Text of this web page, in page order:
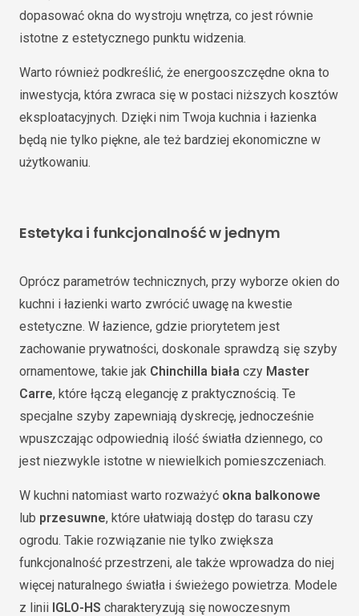
dopasować okna do wystroju wnętrza, co jest równie
istotne z estetycznego punktu widzenia.
Warto również podkreślić, że energooszczędne okna to
inwestycja, która zwraca się w postaci niższych kosztów
eksploatacyjnych. Dzięki nim Twoja kuchnia i łazienka
będą nie tylko piękne, ale też bardziej ekonomiczne w
użytkowaniu.
Estetyka i funkcjonalność w jednym
Oprócz parametrów technicznych, przy wyborze okien do
kuchni i łazienki warto zwrócić uwagę na kwestie
estetyczne. W łazience, gdzie priorytetem jest
zachowanie prywatności, doskonale sprawdzą się szyby
ornamentowe, takie jak Chinchilla biała czy Master
Carre, które łączą elegancję z praktycznością. Te
specjalne szyby zapewniają dyskrecję, jednocześnie
wpuszczając odpowiednią ilość światła dziennego, co
jest niezwykle istotne w niewielkich pomieszczeniach.
W kuchni natomiast warto rozważyć okna balkonowe
lub przesuwne, które ułatwiają dostęp do tarasu czy
ogrodu. Takie rozwiązanie nie tylko zwiększa
funkcjonalność przestrzeni, ale także wprowadza do niej
więcej naturalnego światła i świeżego powietrza. Modele
z linii IGLO-HS charakteryzują się nowoczesnym